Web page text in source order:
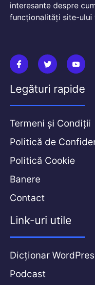
interesante despre
funcționalități site-ului
Legături rapide
Termeni și Condiții
Politică de
Politică Cookie
Banere
Contact
Link-uri utile
Dicționar
Podcast